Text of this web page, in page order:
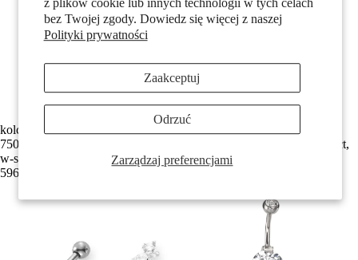
z plików cookie lub innych technologii w tych celach
bez Twojej zgody. Dowiedz się więcej z naszej
Polityki prywatności
Zarządzaj preferencjami
Zaakceptuj
Odrzuć
kolczyk w nosie złoto żółte
750/18 K Diament biały, 0.035 ct,
w-si Ø2.5 mm
596,00 zł
kolczyk w nosie złoto białe
750/18 K Diament biały, 0.02 ct,
w-si Ø2 mm